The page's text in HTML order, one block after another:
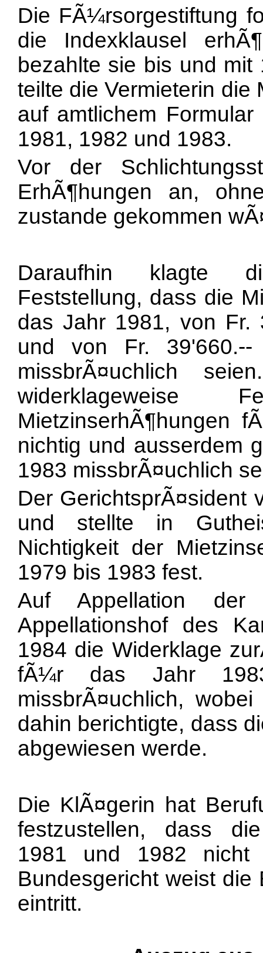
Die FÃ¼rsorgestiftung
die Indexklausel
bezahlte sie bis und
teilte die Vermieterin die
auf amtlichem
1981, 1982 und 1983.
Vor der
ErhÃ¶hungen an,
zustande gekommen
Daraufhin klagte
Feststellung, dass die
das Jahr 1981, von
und von Fr.
missbrÃ¤uchlich
widerklageweise
MietzinserhÃ¶hungen
nichtig und ausserdem
1983 missbrÃ¤uchlich
Der GerichtsprÃ¤sident
und stellte in
Nichtigkeit der
1979 bis 1983 fest.
Auf Appellation
Appellationshof des
1984 die Widerklage
fÃ¼r das Jahr
missbrÃ¤uchlich,
dahin berichtigte, dass
abgewiesen werde.
Die KlÃ¤gerin hat
festzustellen, dass
1981 und 1982 nicht
Bundesgericht weist
eintritt.